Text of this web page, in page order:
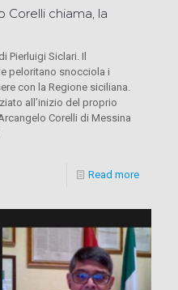
Corelli chiama, la
Pierluigi Siclari. Il
peloritano snocciola i
con la Regione siciliana.
all’inizio del proprio
Corelli di Messina
Read more